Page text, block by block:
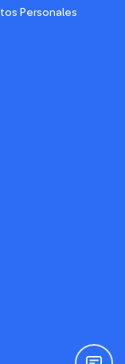
Personales